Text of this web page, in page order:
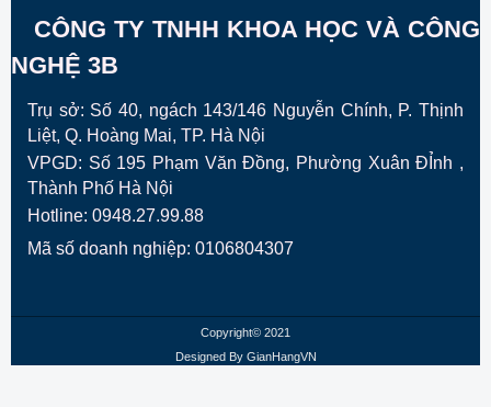
CÔNG TY TNHH KHOA HỌC VÀ CÔNG
NGHỆ 3B
Trụ sở: Số 40, ngách 143/146 Nguyễn Chính, P. Thịnh
Liệt, Q. Hoàng Mai, TP. Hà Nội
VPGD: Số 195 Phạm Văn Đồng, Phường Xuân ĐỈnh ,
Thành Phố Hà Nội
Hotline: 0948.27.99.88
Mã số doanh nghiệp: 0106804307
Copyright© 2021
Designed By GianHangVN